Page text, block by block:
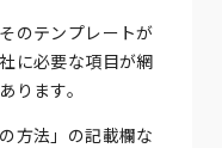
のテンプレートが
に必要な項目が網
ります。
方法」の記載欄な